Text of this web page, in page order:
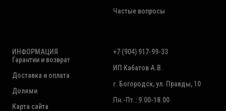
Частые вопросы
ИНФОРМАЦИЯ
Гарантии и возврат
Доставка и оплата
Долями
Карта сайта
+7 (904) 917-99-33
ИП Кабатов А.В.
г. Богородск, ул. Правды, 10
Пн.-Пт.: 9.00-18.00